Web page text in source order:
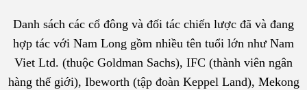
Danh sách các cổ đông và đối tác chiến lược đã và đang
hợp tác với Nam Long gồm nhiều tên tuổi lớn như Nam
Viet Ltd. (thuộc Goldman Sachs), IFC (thành viên ngân
hàng thế giới), Ibeworth (tập đoàn Keppel Land), Mekong